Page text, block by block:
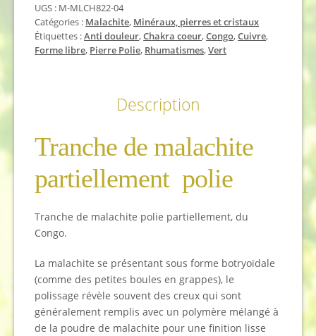
malachite
polie
58
g
UGS : M-MLCH822-04
Catégories : Malachite, Minéraux, pierres et cristaux
Étiquettes :Anti douleur,Chakra coeur,Congo,Cuivre,
Forme libre, Pierre Polie, Rhumatismes,Vert
Description
Tranche de malachite
partiellement polie
Tranche de malachite polie partiellement, du
Congo.
La malachite se présentant sous forme botryoïdale
(comme des petites boules en grappes), le
polissage révèle souvent des creux qui sont
généralement remplis avec un polymère mélangé à
de la poudre de malachite pour une finition lisse